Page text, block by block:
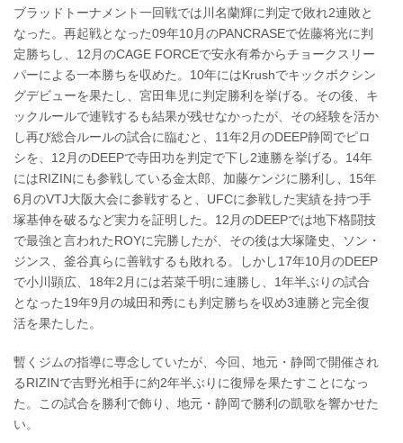
ブラッドトーナメント一回戦では川名蘭輝に判定で敗れ2連敗と
なった。再起戦となった09年10月のPANCRASEで佐藤将光に判
定勝ちし、12月のCAGE FORCEで安永有希からチョークスリー
パーによる一本勝ちを収めた。10年にはKrushでキックボクシン
グデビューを果たし、宮田隼児に判定勝利を挙げる。その後、キ
ックルールで連戦するも結果が残せなかったが、その経験を活か
し再び総合ルールの試合に臨むと、11年2月のDEEP静岡でピロ
シを、12月のDEEPで寺田功を判定で下し2連勝を挙げる。14年
にはRIZINにも参戦している金太郎、加藤ケンジに勝利し、15年
6月のVTJ大阪大会に参戦すると、UFCに参戦した実績を持つ手
塚基伸を破るなど実力を証明した。12月のDEEPでは地下格闘技
で最強と言われたROYに完勝したが、その後は大塚隆史、ソン・
ジンス、釜谷真らに善戦するも敗れる。しかし17年10月のDEEP
で小川顕広、18年2月には若菜千明に連勝し、1年半ぶりの試合
となった19年9月の城田和秀にも判定勝ちを収め3連勝と完全復
活を果たした。
暫くジムの指導に専念していたが、今回、地元・静岡で開催され
るRIZINで吉野光相手に約2年半ぶりに復帰を果たすことになっ
た。この試合を勝利で飾り、地元・静岡で勝利の凱歌を響かせた
い。